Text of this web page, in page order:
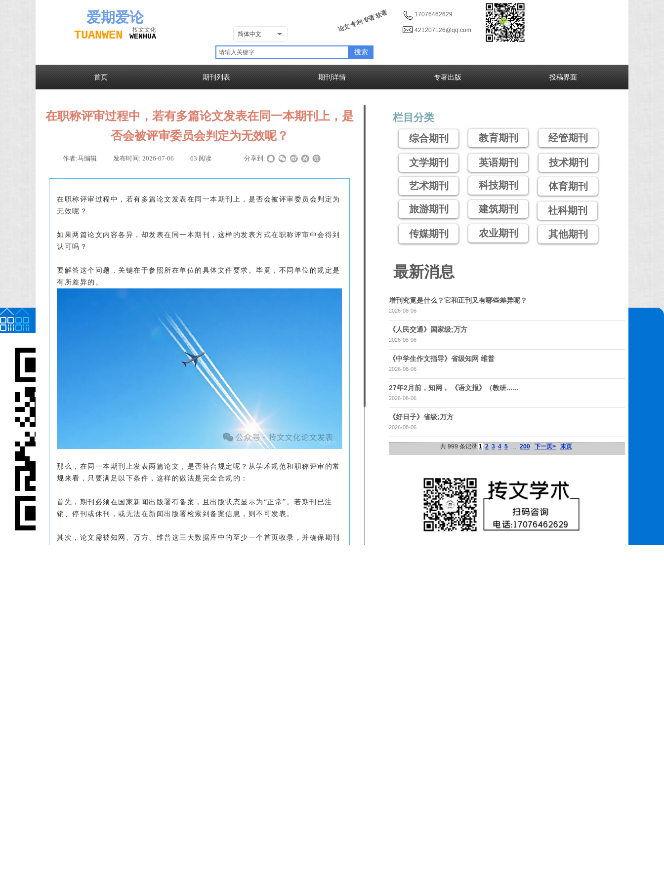
爱期爱论
TUANWEN WENHUA
17076462629
421207126@qq.com
抟文文化
简体中文
论文 专利 专著 软著
搜索
首页 期刊列表 期刊详情 专著出版 投稿界面
文学期刊
栏目分类
综合期刊
艺术期刊
旅游期刊
传媒期刊
教育期刊
英语期刊
科技期刊
建筑期刊
农业期刊
经管期刊
技术期刊
体育期刊
社科期刊
其他期刊
在职称评审过程中，若有多篇论文发表在同一本期刊上，是
否会被评审委员会判定为无效呢？
作者:马编辑 发布时间: 2026-07-06 63 阅读 分享到:
在职称评审过程中，若有多篇论文发表在同一本期刊上，是否会被评审委员会判定为
无效呢？
如果两篇论文内容各异，却发表在同一本期刊，这样的发表方式在职称评审中会得到
认可吗？
要解答这个问题，关键在于参照所在单位的具体文件要求。毕竟，不同单位的规定是
有所差异的。
那么，在同一本期刊上发表两篇论文，是否符合规定呢？从学术规范和职称评审的常
规来看，只要满足以下条件，这样的做法是完全合规的：
首先，期刊必须在国家新闻出版署有备案，且出版状态显示为“正常”。若期刊已注
销、停刊或休刊，或无法在新闻出版署检索到备案信息，则不可发表。
其次，论文需被知网、万方、维普这三大数据库中的至少一个首页收录，并确保期刊
最新消息
增刊究竟是什么？它和正刊又有哪些差异呢？
2026-08-06
《人民交通》国家级;万方
2026-08-06
《中学生作文指导》省级知网 维普
2026-08-06
27年2月前，知网， 《语文报》（教研......
2026-08-06
《好日子》省级;万方
2026-08-06
共 999 条记录 1 2 3 4 5 … 200 下一页> 末页